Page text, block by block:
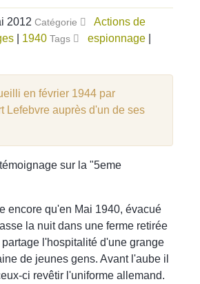
ÉTÉ
2012 Catégorie
Actions de
1940 Tags espionnage
en février 1944 par
Lefebvre auprès d'un de ses
encore qu'en Mai 1940, évacué
la nuit dans une ferme retirée
l'hospitalité d'une grange
de jeunes gens. Avant l'aube il
ci revêtir l'uniforme allemand.